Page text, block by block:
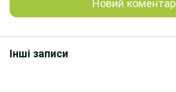
Інші записи